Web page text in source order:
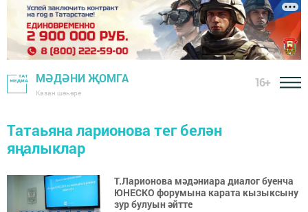
МӘДӘНИ ҖОМГА
Казан шәһәре
16+
Татаьяна ларионова тег белән
яңалыклар
Т.Ларионова мәдәниара диалог буенча
ЮНЕСКО форумына карата кызыксыну
зур булуын әйтте